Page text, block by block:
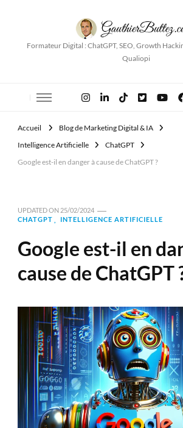
Formateur Digital : ChatGPT, SEO, Growth
Qualiopi
Accueil
Blog de Marketing Digital & IA
Intelligence Artificielle
ChatGPT
Google est-il en danger à cause de ChatGPT ?
UPDATED ON 25/02/2024
CHATGPT
INTELLIGENCE ARTIFICIELLE
Google est-il en
cause de ChatGPT